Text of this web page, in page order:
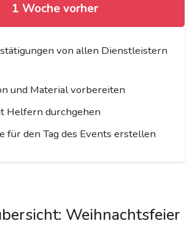
1 Woche vorher
von allen Dienstleistern
und Material vorbereiten
Helfern durchgehen
für den Tag des Events erstellen
Weihnachtsfeier